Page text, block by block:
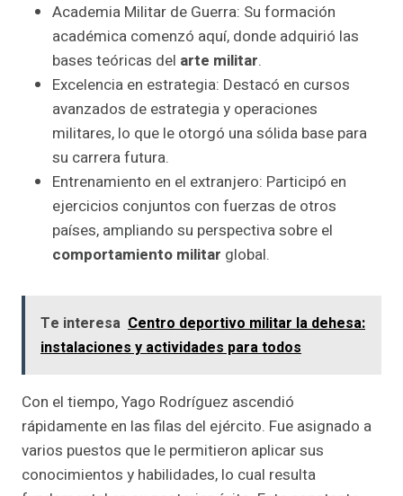
Academia Militar de Guerra: Su formación
académica comenzó aquí, donde adquirió las
bases teóricas del arte militar.
Excelencia en estrategia: Destacó en cursos
avanzados de estrategia y operaciones
militares, lo que le otorgó una sólida base para
su carrera futura.
Entrenamiento en el extranjero: Participó en
ejercicios conjuntos con fuerzas de otros
países, ampliando su perspectiva sobre el
comportamiento militar global.
Te interesa Centro deportivo militar la dehesa:
instalaciones y actividades para todos
Con el tiempo, Yago Rodríguez ascendió
rápidamente en las filas del ejército. Fue asignado a
varios puestos que le permitieron aplicar sus
conocimientos y habilidades, lo cual resulta